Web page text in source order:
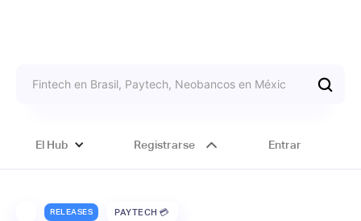
El Hub Registrarse Entrar
RELEASES PAYTECH 💳